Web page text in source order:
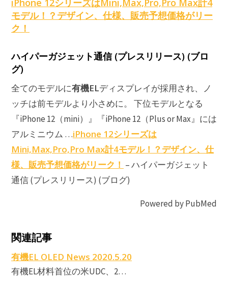
iPhone 12シリーズはMini,Max,Pro,Pro Max計4
モデル！？デザイン、仕様、販売予想価格がリー
ク！
ハイパーガジェット通信 (プレスリリース) (ブロ
グ)
全てのモデルに有機ELディスプレイが採用され、ノ
ッチは前モデルより小さめに。 下位モデルとなる
『iPhone 12（mini）』『iPhone 12（Plus or Max』には
アルミニウム …iPhone 12シリーズは
Mini,Max,Pro,Pro Max計4モデル！？デザイン、仕
様、販売予想価格がリーク！ – ハイパーガジェット
通信 (プレスリリース) (ブログ)
Powered by PubMed
関連記事
有機EL OLED News 2020.5.20
有機EL材料首位の米UDC、2…